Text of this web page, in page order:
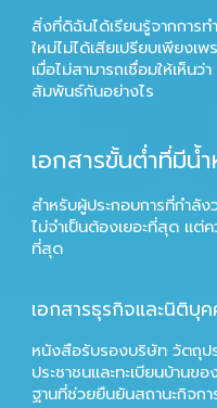
สิ่งที่ดิฉันได้เรียนรู้จากการ
ใหม่ไม่ได้เสียเปรียบเพียงเ
เมื่อไม่สามารถเชื่อมให้เห็น
สัมพันธ์กันอย่างไร
เอกสารขั้นต่ำที่มีน้
สำหรับผู้ประกอบการที่กำลั
ไม่จำเป็นต้องเยอะที่สุด แต่
ที่สุด
เอกสารธุรกิจและนิติบุ
หนังสือรับรองบริษัท วัตถุ
ประชาชนและทะเบียนบ้านข
ฐานที่ช่วยยืนยันสถานะกิจกา